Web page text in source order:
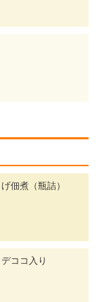
佃煮（瓶詰）
ココ入り